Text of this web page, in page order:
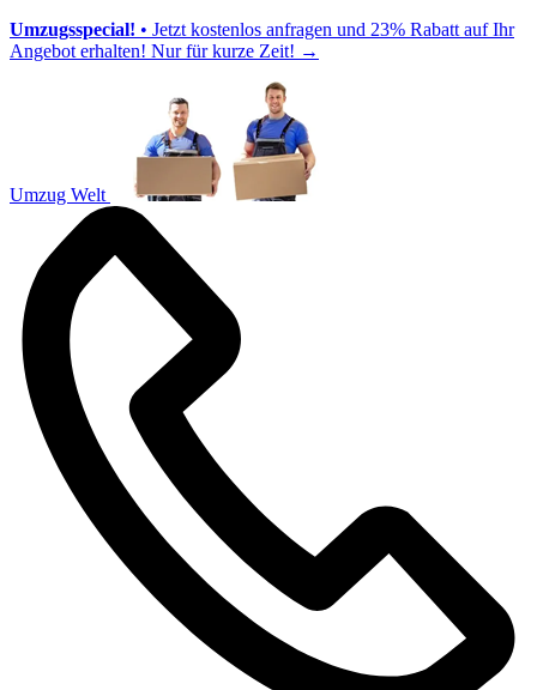
Umzugsspecial! • Jetzt kostenlos anfragen und 23% Rabatt auf Ihr
Angebot erhalten! Nur für kurze Zeit! →
Umzug Welt